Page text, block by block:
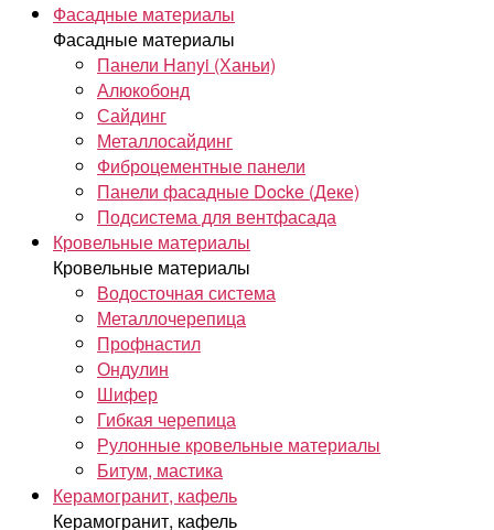
Фасадные материалы
Фасадные материалы
Панели Hanyi (Ханьи)
Алюкобонд
Сайдинг
Металлосайдинг
Фиброцементные панели
Панели фасадные Docke (Деке)
Подсистема для вентфасада
Кровельные материалы
Кровельные материалы
Водосточная система
Металлочерепица
Профнастил
Ондулин
Шифер
Гибкая черепица
Рулонные кровельные материалы
Битум, мастика
Керамогранит, кафель
Керамогранит, кафель